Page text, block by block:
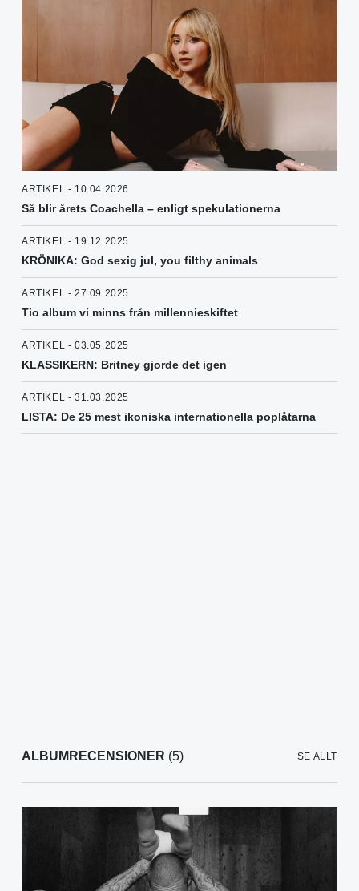
ARTIKEL - 10.04.2026
Så blir årets Coachella – enligt spekulationerna
ARTIKEL - 19.12.2025
KRÖNIKA: God sexig jul, you filthy animals
ARTIKEL - 27.09.2025
Tio album vi minns från millennieskiftet
ARTIKEL - 03.05.2025
KLASSIKERN: Britney gjorde det igen
ARTIKEL - 31.03.2025
LISTA: De 25 mest ikoniska internationella poplåtarna
ALBUMRECENSIONER (5) SE ALLT